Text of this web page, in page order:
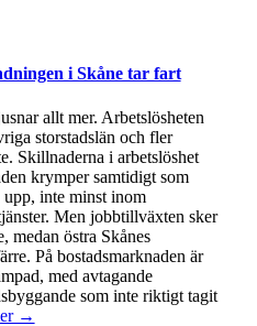
i Skåne tar fart
allt mer. Arbetslösheten
storstadslän och fler
Skillnaderna i arbetslöshet
krymper samtidigt som
upp, inte minst inom
Men jobbtillväxten sker
medan östra Skånes
På bostadsmarknaden är
med avtagande
som inte riktigt tagit
→